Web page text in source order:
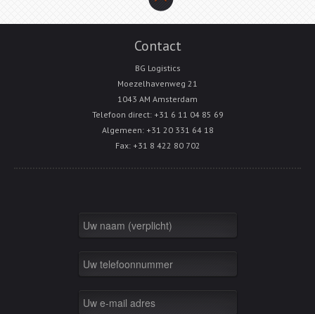
Contact
BG Logistics
Moezelhavenweg 21
1043 AM Amsterdam
Telefoon direct: +31 6 11 04 85 69
Algemeen: +31 20 331 64 18
Fax: +31 8 422 80 702